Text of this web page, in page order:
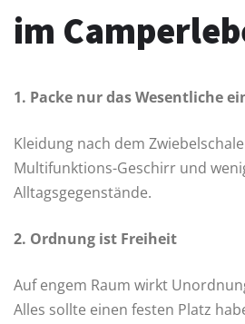
im
1. Packe nur das Wesentliche
Kleidung nach dem
Multifunktions-Geschirr und
Alltagsgegenstände.
2. Ordnung ist Freiheit
Auf engem Raum wirkt
Alles sollte einen festen Platz